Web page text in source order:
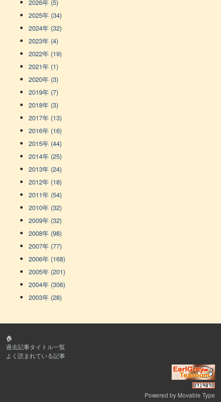
2026年 (5)
2025年 (34)
2024年 (32)
2023年 (4)
2022年 (19)
2021年 (1)
2020年 (3)
2019年 (7)
2018年 (3)
2017年 (13)
2016年 (16)
2015年 (44)
2014年 (25)
2013年 (24)
2012年 (18)
2011年 (54)
2010年 (32)
2009年 (32)
2008年 (98)
2007年 (77)
2006年 (168)
2005年 (201)
2004年 (306)
2003年 (28)
🏠
過去記事タイトル一覧
よく読まれている記事
Powered by Movable Type